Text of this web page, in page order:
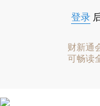
登录
财新通
可畅读